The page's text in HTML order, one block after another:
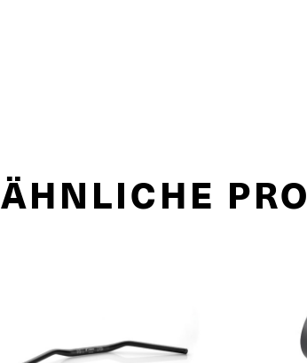
ÄHNLICHE